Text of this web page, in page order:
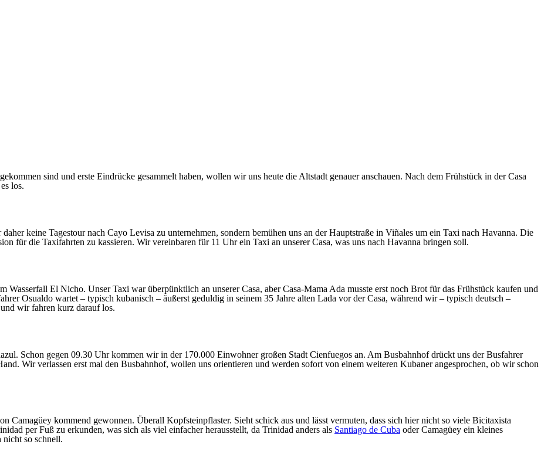
sind und erste Eindrücke gesammelt haben, wollen wir uns heute die Altstadt genauer anschauen. Nach dem Frühstück in der Casa
los.
keine Tagestour nach Cayo Levisa zu unternehmen, sondern bemühen uns an der Hauptstraße in Viñales um ein Taxi nach Havanna. Die
für die Taxifahrten zu kassieren. Wir vereinbaren für 11 Uhr ein Taxi an unserer Casa, was uns nach Havanna bringen soll.
Wasserfall El Nicho. Unser Taxi war überpünktlich an unserer Casa, aber Casa-Mama Ada musste erst noch Brot für das Frühstück kaufen und
Osualdo wartet – typisch kubanisch – äußerst geduldig in seinem 35 Jahre alten Lada vor der Casa, während wir – typisch deutsch –
wir fahren kurz darauf los.
Schon gegen 09.30 Uhr kommen wir in der 170.000 Einwohner großen Stadt Cienfuegos an. Am Busbahnhof drückt uns der Busfahrer
Wir verlassen erst mal den Busbahnhof, wollen uns orientieren und werden sofort von einem weiteren Kubaner angesprochen, ob wir schon
Camagüey kommend gewonnen. Überall Kopfsteinpflaster. Sieht schick aus und lässt vermuten, dass sich hier nicht so viele Bicitaxista
per Fuß zu erkunden, was sich als viel einfacher herausstellt, da Trinidad anders als Santiago de Cuba oder Camagüey ein kleines
so schnell.